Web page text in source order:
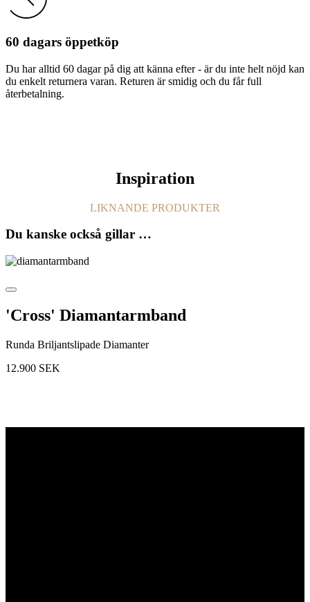
60 dagars öppetköp
Du har alltid 60 dagar på dig att känna efter - är du inte helt nöjd kan
du enkelt returnera varan. Returen är smidig och du får full
återbetalning.
Inspiration
LIKNANDE PRODUKTER
Du kanske också gillar …
'Cross' Diamantarmband
Runda Briljantslipade Diamanter
12.900 SEK